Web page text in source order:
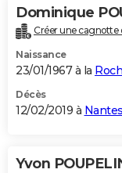
Dominique
Créer une cagnotte
Naissance
23/01/1967 à la
Décès
12/02/2019 à Nantes
Yvon